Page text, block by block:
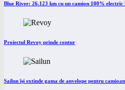
Blue River: 26.123 km cu un camion 100%
Proiectul Revoy prinde contur
Sailun își extinde gama de anvelope pentru